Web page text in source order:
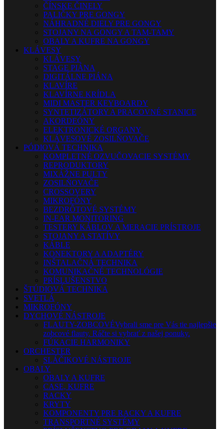
ČÍNSKE ČINELY
PALIČKY PRE GONGY
NÁHRADNÉ DIELY PRE GONGY
STOJANY NA GONGY A TAM-TAMY
OBALY A KUFRE NA GONGY
KLÁVESY
KLÁVESY
STAGE PIÁNA
DIGITÁLNE PIÁNA
KLAVÍRE
KLAVÍRNE KRÍDLA
MIDI MASTER KEYBOARDY
SYNTETIZÁTORY A PRACOVNÉ STANICE
AKORDEÓNY
ELEKTRONICKÉ ORGANY
KLÁVESOVÉ ZOSILŇOVAČE
PÓDIOVÁ TECHNIKA
KOMPLETNÉ OZVUČOVACIE SYSTÉMY
REPRODUKTORY
MIXÁŽNE PULTY
ZOSILŇOVAČE
CROSSOVERY
MIKROFÓNY
BEZDRÔTOVÉ SYSTÉMY
IN-EAR MONITORING
TESTERY KÁBLOV A MERACIE PRÍSTROJE
STOJANY A STATÍVY
KÁBLE
KONEKTORY A ADAPTÉRY
INŠTALAČNÁ TECHNIKA
KOMUNIKAČNÉ TECHNOLÓGIE
PRÍSLUŠENSTVO
ŠTÚDIOVÁ TECHNIKA
SVETLÁ
MIKROFÓNY
DYCHOVÉ NÁSTROJE
FLAUTY-ZOBCOVÉVybrali sme pre Vás tie najlepšie
zobcové flauty. Ráčte si vybrať z našej ponuky.
FÚKACIE HARMONIKY
ORCHESTER
SLÁČIKOVÉ NÁSTROJE
OBALY
OBALY A KUFRE
CASE, KUFRE
RACKY
KRYTY
KOMPONENTY PRE RACKY A KUFRE
TRANSPORTNÉ SYSTÉMY